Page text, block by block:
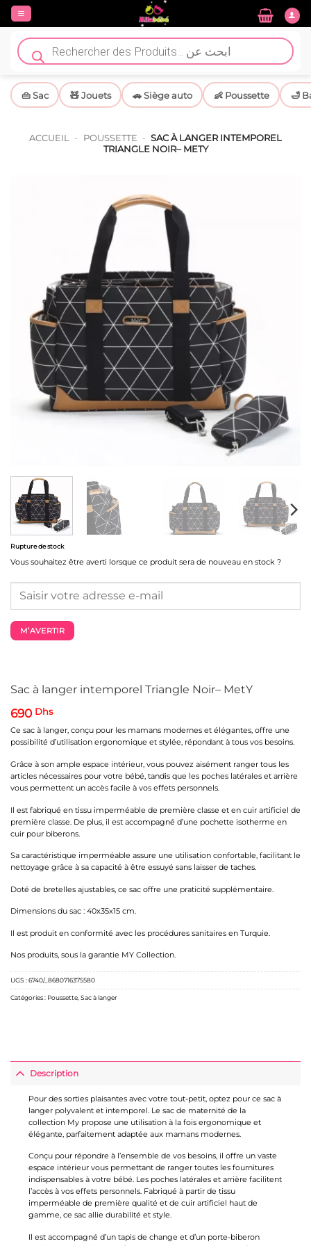
Passer
contenu
Recherche
de
produits
👜 Sac 🧸 Jouets 🚗 Siège auto 👶 Poussette 🛁
ACCUEIL - POUSSETTE - SAC À LANGER INTEMPOREL
TRIANGLE NOIR– METY
Sac à langer intemporel Triangle Noir– MetY
690 Dhs
Ce sac à langer, conçu pour les mamans modernes et élégantes, offre une
possibilité d’utilisation ergonomique et stylée, répondant à tous vos besoins.
Grâce à son ample espace intérieur, vous pouvez aisément ranger tous les
articles nécessaires pour votre bébé, tandis que les poches latérales et arrière
vous permettent un accès facile à vos effets personnels.
Il est fabriqué en tissu imperméable de première classe et en cuir artificiel de
première classe. De plus, il est accompagné d’une pochette isotherme en
cuir pour biberons.
Sa caractéristique imperméable assure une utilisation confortable, facilitant le
nettoyage grâce à sa capacité à être essuyé sans laisser de taches.
Doté de bretelles ajustables, ce sac offre une praticité supplémentaire.
Dimensions du sac : 40x35x15 cm.
Il est produit en conformité avec les procédures sanitaires en Turquie.
Nos produits, sous la garantie MY Collection.
Rupture de stock
Vous souhaitez être averti lorsque ce produit sera de nouveau en stock ?
M’AVERTIR
UGS :6740/_8680716375580
Catégories : Poussette Sac à langer
Description
Pour des sorties plaisantes avec votre tout-petit, optez pour ce sac à
langer polyvalent et intemporel. Le sac de maternité de la
collection My propose une utilisation à la fois ergonomique et
élégante, parfaitement adaptée aux mamans modernes.
Conçu pour répondre à l’ensemble de vos besoins, il offre un vaste
espace intérieur vous permettant de ranger toutes les fournitures
indispensables à votre bébé. Les poches latérales et arrière facilitent
l’accès à vos effets personnels. Fabriqué à partir de tissu
imperméable de première qualité et de cuir artificiel haut de
gamme, ce sac allie durabilité et style.
Il est accompagné d’un tapis de change et d’un porte-biberon